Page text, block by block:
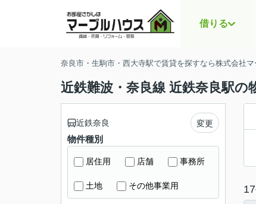
借りる
奈良市・生駒市・西大寺駅で賃貸を探すなら株式会社マ
近鉄難波・奈良線 近鉄奈良駅の
17
近鉄奈良 変更
物件種別
居住用 店舗 事務所
土地 その他事業用